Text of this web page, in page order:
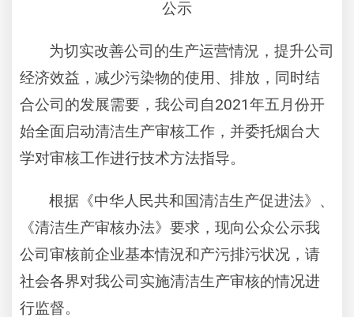
公示
为切实改善公司的生产运营情況，提升公司
经济效益，减少污染物的使用、排放，同时结
合公司的发展需要，我公司自2021年五月份开
始全面启动清洁生产审核工作，并委托烟台大
学对审核工作进行技术方法指导。
根据《中华人民共和国清洁生产促进法》、
《清洁生产审核办法》要求，现向公众公示我
公司审核前企业基本情況和产污排污状况，请
社会各界对我公司实施清洁生产审核的情况进
行监督。